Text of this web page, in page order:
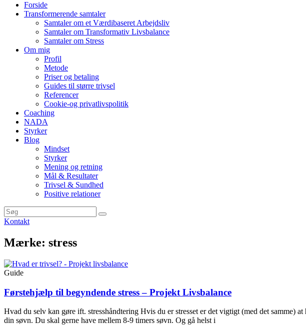
Forside
Transformerende samtaler
Samtaler om et Værdibaseret Arbejdsliv
Samtaler om Transformativ Livsbalance
Samtaler om Stress
Om mig
Profil
Metode
Priser og betaling
Guides til større trivsel
Referencer
Cookie-og privatlivspolitik
Coaching
NADA
Styrker
Blog
Mindset
Styrker
Mening og retning
Mål & Resultater
Trivsel & Sundhed
Positive relationer
Kontakt
Mærke: stress
Guide
Førstehjælp til begyndende stress – Projekt Livsbalance
Hvad du selv kan gøre ift. stresshåndtering Hvis du er stresset er det vigtigt (med det samme)
din søvn. Du skal gerne have mellem 8-9 timers søvn. Og gå helst i